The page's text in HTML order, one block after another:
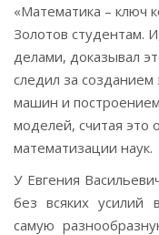
«Математика – ключ
Золотов студентам.
делами, доказывал
следил за
машин и
моделей, считая это
математизации наук.
У Евгения
без всяких усилий
самую